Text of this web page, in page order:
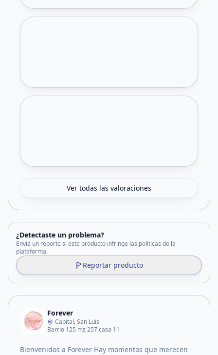
Ver todas las valoraciones
¿Detectaste un problema?
Enviá un reporte si este producto infringe las políticas de la
plataforma.
Reportar producto
Forever
Capital, San Luis
Barrio 125 mz 257 casa 11
Bienvenidos a Forever Hay momentos que merecen